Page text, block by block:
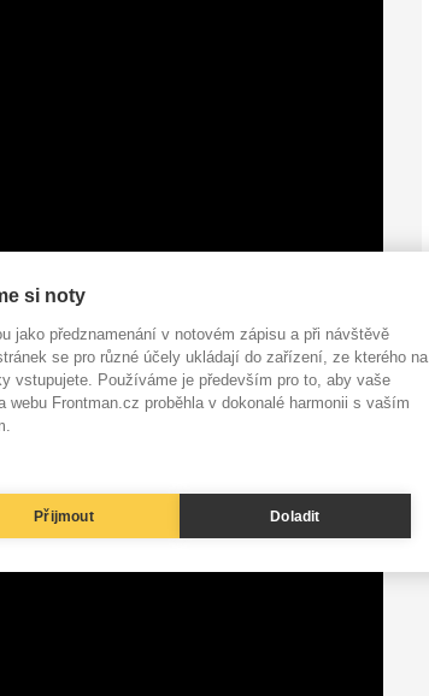
si noty
jako předznamenání v notovém zápisu a při návštěvě
se pro různé účely ukládají do zařízení, ze kterého na
vstupujete. Používáme je především pro to, aby vaše
webu Frontman.cz proběhla v dokonalé harmonii s vaším
Přijmout Doladit